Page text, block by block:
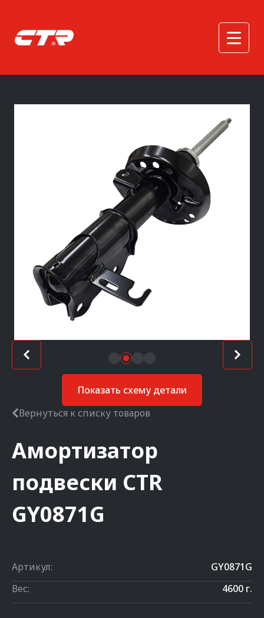
Показать схему детали
Вернуться к списку товаров
Амортизатор
подвески CTR
GY0871G
Артикул:
GY0871G
Вес:
4600 г.